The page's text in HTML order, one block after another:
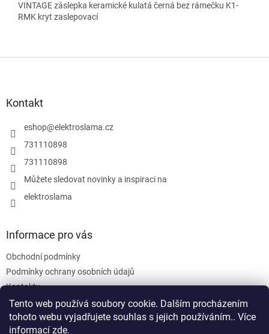
Tento web používá soubory cookie. Dalším procházením
tohoto webu vyjadřujete souhlas s jejich používáním.. Více
informací zde.
VINTAGE záslepka keramické kulatá černá bez rámečku K1-
RMK kryt zaslepovací
Kontakt
eshop@elektroslama.cz
731110898
731110898
Můžete sledovat novinky a inspiraci na
elektroslama
Informace pro vás
Obchodní podmínky
Podmínky ochrany osobních údajů
Kontakty